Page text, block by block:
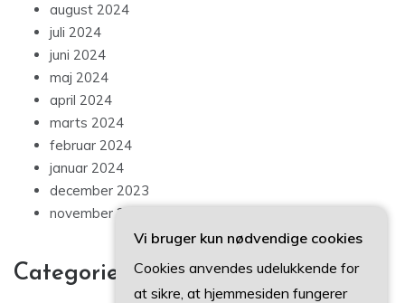
august 2024
juli 2024
juni 2024
maj 2024
april 2024
marts 2024
februar 2024
januar 2024
december 2023
november 2023
Categories
Vi bruger kun nødvendige cookies
Cookies anvendes udelukkende for
at sikre, at hjemmesiden fungerer